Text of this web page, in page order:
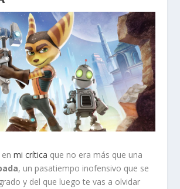
enmi crítica que no era más que una
, un pasatiempo inofensivo que se
y del que luego te vas a olvidar